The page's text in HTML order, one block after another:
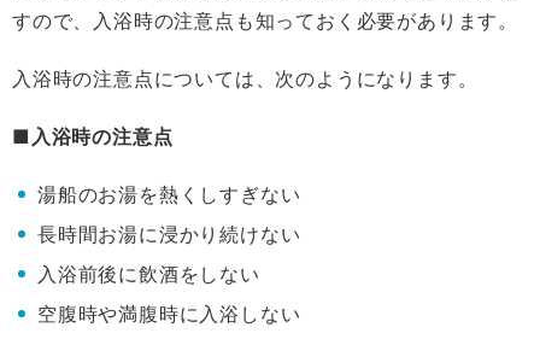
すので、入浴時の注意点も知っておく必要があります。
入浴時の注意点については、次のようになります。
■入浴時の注意点
湯船のお湯を熱くしすぎない
長時間お湯に浸かり続けない
入浴前後に飲酒をしない
空腹時や満腹時に入浴しない